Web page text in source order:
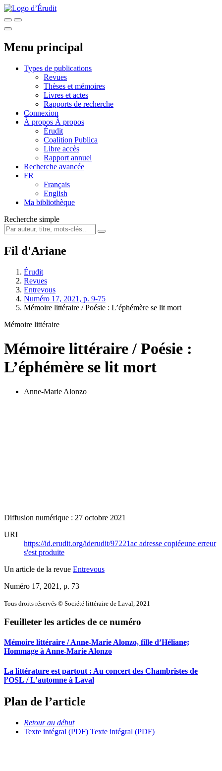
Menu principal
Types de publications
Revues
Thèses et mémoires
Livres et actes
Rapports de recherche
Connexion
À propos À propos
Érudit
Coalition Publica
Libre accès
Rapport annuel
Recherche avancée
FR
Français
English
Ma bibliothèque
Recherche simple
Fil d'Ariane
Érudit
Revues
Entrevous
Numéro 17, 2021, p. 9-75
Mémoire littéraire / Poésie : L’éphémère se lit mort
Mémoire littéraire
Mémoire littéraire / Poésie :
L’éphémère se lit mort
Anne-Marie Alonzo
Diffusion numérique : 27 octobre 2021
URI
https://id.erudit.org/iderudit/97221ac adresse copiéeune erreur
s'est produite
Un article de la revue Entrevous
Numéro 17, 2021 , p. 73
Tous droits réservés © Société littéraire de Laval, 2021
Feuilleter les articles de ce numéro
Mémoire littéraire / Anne-Marie Alonzo, fille d’Héliane;
Hommage à Anne-Marie Alonzo
La littérature est partout : Au concert des Chambristes de
l’OSL / L’automne à Laval
Plan de l’article
Retour au début
Texte intégral (PDF) Texte intégral (PDF)